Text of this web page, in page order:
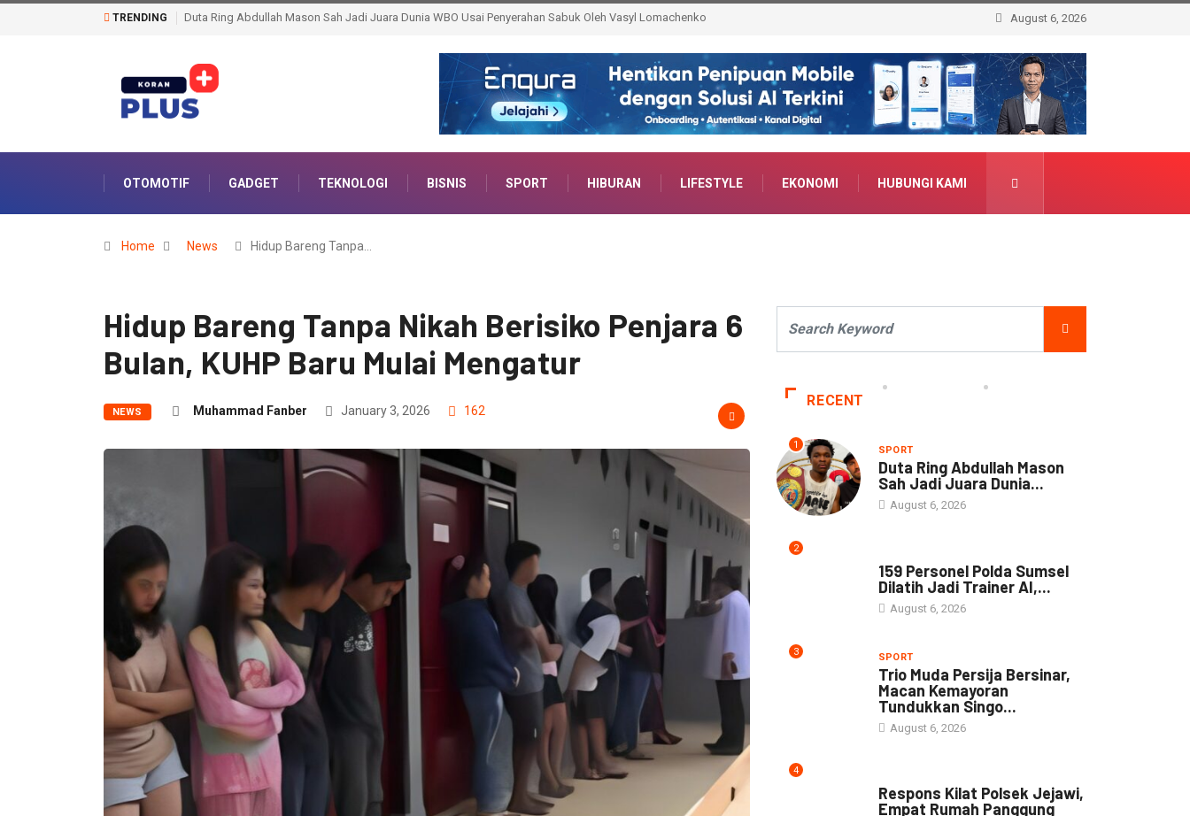
TRENDING 159 Personel Polda Sumsel Dilatih Jadi Trainer AI, Siap Bentengi Pelajar dari Ancaman Dunia Digital August 6, 2026
OTOMOTIF GADGET TEKNOLOGI BISNIS SPORT HIBURAN LIFESTYLE EKONOMI HUBUNGI KAMI
Home News Hidup Bareng Tanpa…
Hidup Bareng Tanpa Nikah Berisiko Penjara 6
Bulan, KUHP Baru Mulai Mengatur
NEWS Muhammad Fanber January 3, 2026 162
RECENT
1 SPORT
Duta Ring Abdullah Mason
Sah Jadi Juara Dunia...
August 6, 2026
2
159 Personel Polda Sumsel
Dilatih Jadi Trainer AI,...
August 6, 2026
3 SPORT
Trio Muda Persija Bersinar,
Macan Kemayoran
Tundukkan Singo...
August 6, 2026
4
Respons Kilat Polsek Jejawi,
Empat Rumah Panggung